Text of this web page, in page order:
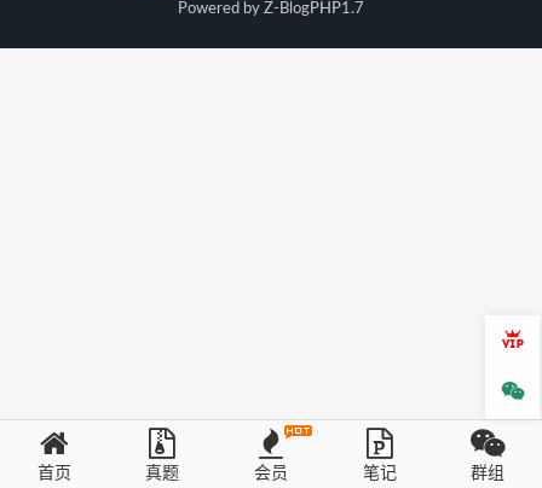
Powered by Z-BlogPHP1.7
首页 真题 会员 笔记 群组
会员
微信